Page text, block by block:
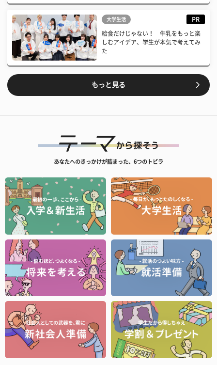
大学生活 PR
給食だけじゃない！ 牛乳をもっと楽
しむアイデア、学生が本気で考えてみ
た
もっと見る
あなたへのきっかけが詰まった、6つのトビラ